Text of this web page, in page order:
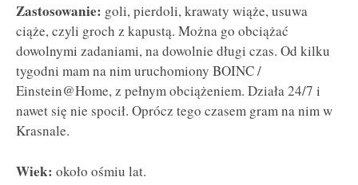
Zastosowanie: goli, pierdoli, krawaty wiąże, usuwa
ciąże, czyli groch z kapustą. Można go obciążać
dowolnymi zadaniami, na dowolnie długi czas. Od kilku
tygodni mam na nim uruchomiony BOINC /
Einstein@Home, z pełnym obciążeniem. Działa 24/7 i
nawet się nie spocił. Oprócz tego czasem gram na nim w
Krasnale.
Wiek: około ośmiu lat.